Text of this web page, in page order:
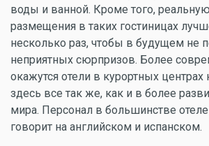
воды и ванной. Кроме того,
размещения в таких гостиницах
несколько раз, чтобы в будущем не
неприятных сюрпризов. Более
окажутся отели в курортных
здесь все так же, как и в более
мира. Персонал в большинстве
говорит на английском и испанском.